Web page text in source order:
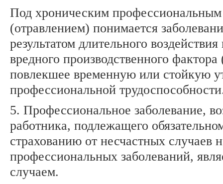
Под хроническим профессиональным
(отравлением) понимается
результатом длительного
вредного производственного
повлекшее временную или стойкую
профессиональной
5. Профессиональное заболевание,
работника, подлежащего
страхованию от несчастных случаев
профессиональных заболеваний,
случаем.